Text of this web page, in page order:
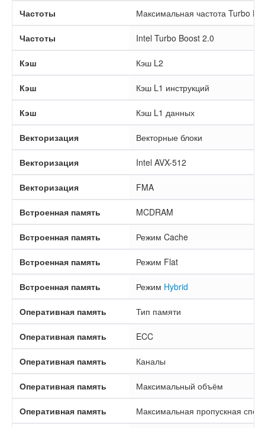
Частоты Максимальная частота Turbo
Частоты Intel Turbo Boost 2.0
Кэш Кэш L2
Кэш Кэш L1 инструкций
Кэш Кэш L1 данных
Векторизация Векторные блоки
Векторизация Intel AVX-512
Векторизация FMA
Встроенная память MCDRAM
Встроенная память Режим Cache
Встроенная память Режим Flat
Встроенная память Режим Hybrid
Оперативная память Тип памяти
Оперативная память ECC
Оперативная память Каналы
Оперативная память Максимальный объём
Оперативная память Максимальная пропускная